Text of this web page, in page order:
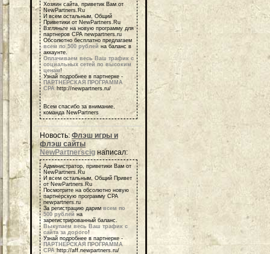
Хозяин сайта, приветик Вам от
NewPartners.Ru
И всем остальным, Общий
Приветики от NewPartners.Ru
Взгляньте на новую программу для
партнеров СРА newpartners.ru
Обсолютно бесплатно предлагаем
всем по 500 рублей на баланс в
аккаунте.
Оплачиваем весь Ваш трафик с
социальных сетей по высоким
ценам!
Узнай подробнее в партнерке -
ПАРТНЕРСКАЯ ПРОГРАММА
СРА http://newpartners.ru/
Всем спасибо за внимание,
команда NewPartners
Новость: Флэш игры и
флэш сайты
NewPartnerscig написал:
Администратор, приветики Вам от
NewPartners.Ru
И всем остальным, Общий Привет
от NewPartners.Ru
Посмотрите на обсолютно новую
партнерскую программу СРА
newpartners.ru
За регистрацию дарим всем по
500 рублей на
зарегистрированный баланс.
Выкупаем весь Ваш трафик с
сайта за дорого!
Узнай подробнее в партнерке -
ПАРТНЕРСКАЯ ПРОГРАММА
СРА http://aff.newpartners.ru/